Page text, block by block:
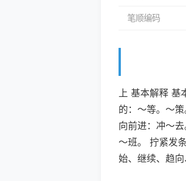
笔顺编码
上 基本解释 基
的：～等。～
向前进：冲～
～班。 拧紧发
始、继续、趋